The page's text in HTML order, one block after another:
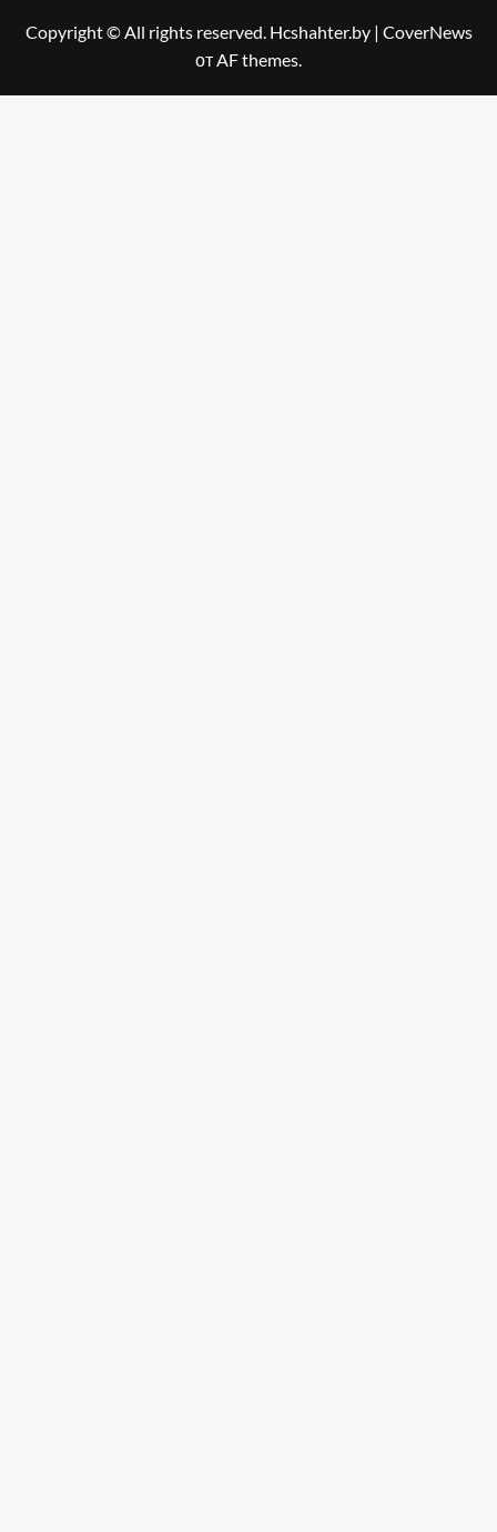
Copyright © All rights reserved. Hcshahter.by | CoverNews
от AF themes.